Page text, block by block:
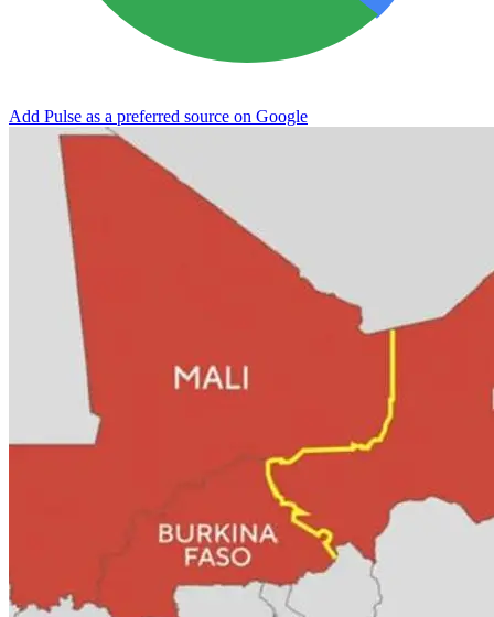
Add Pulse as a preferred source on Google